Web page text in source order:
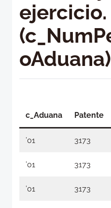
ejercicio.
oAduana)
c_Aduana Patente
’01 3173
’01 3173
’01 3173